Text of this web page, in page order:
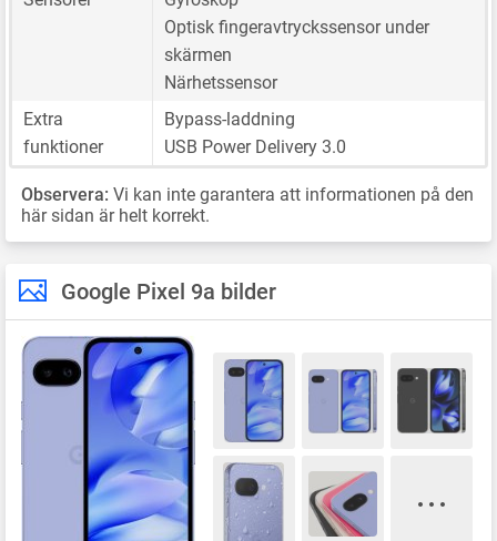
Optisk fingeravtryckssensor under
skärmen
Närhetssensor
Extra
funktioner
Bypass-laddning
USB Power Delivery 3.0
Observera: Vi kan inte garantera att informationen på den
här sidan är helt korrekt.
Google Pixel 9a bilder